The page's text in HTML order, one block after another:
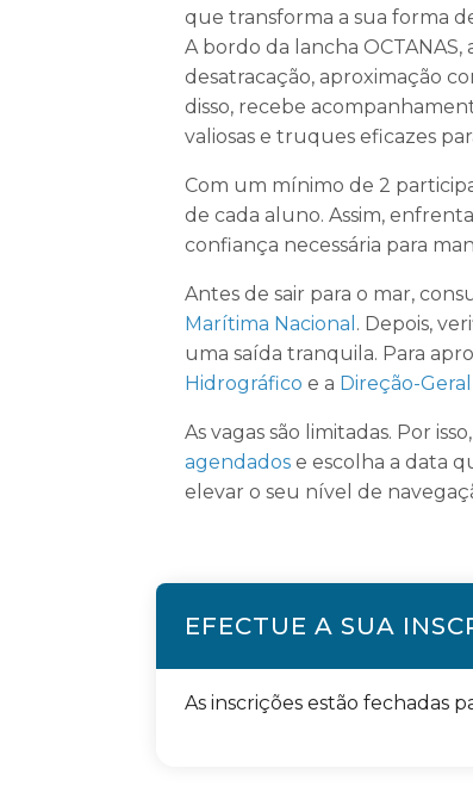
que transforma a sua forma
A bordo da lancha
desatracação, aproximação
disso, recebe
valiosas e truques eficazes
Com um mínimo de 2
de cada aluno. Assim,
confiança necessária para
Antes de sair para o mar,
Marítima Nacional . Depois,
uma saída tranquila. Para
Hidrográfico e a Direção-
As vagas são limitadas. Por
agendadose escolha a data
elevar o seu nível de
EFECTUE A SUA
As inscrições estão fechadas